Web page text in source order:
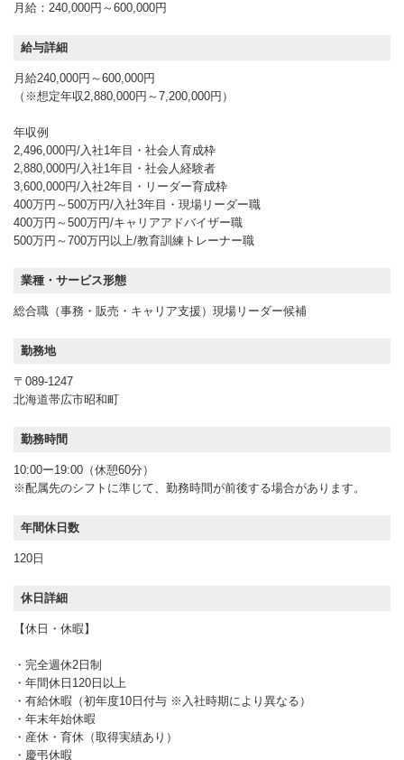
月給：240,000円～600,000円
給与詳細
月給240,000円～600,000円
（※想定年収2,880,000円～7,200,000円）
年収例
2,496,000円/入社1年目・社会人育成枠
2,880,000円/入社1年目・社会人経験者
3,600,000円/入社2年目・リーダー育成枠
400万円～500万円/入社3年目・現場リーダー職
400万円～500万円/キャリアアドバイザー職
500万円～700万円以上/教育訓練トレーナー職
業種・サービス形態
総合職（事務・販売・キャリア支援）現場リーダー候補
勤務地
〒089-1247
北海道帯広市昭和町
勤務時間
10:00ー19:00（休憩60分）
※配属先のシフトに準じて、勤務時間が前後する場合があります。
年間休日数
120日
休日詳細
【休日・休暇】
・完全週休2日制
・年間休日120日以上
・有給休暇（初年度10日付与 ※入社時期により異なる）
・年末年始休暇
・産休・育休（取得実績あり）
・慶弔休暇